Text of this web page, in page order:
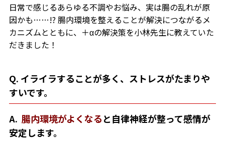
日常で感じるあらゆる不調やお悩み、実は腸の乱れが原
因かも……!? 腸内環境を整えることが解決につながるメ
カニズムとともに、＋αの解決策を小林先生に教えていた
だきました！
Q. イライラすることが多く、ストレスがたまりや
すいです。
A. 腸内環境がよくなると自律神経が整って感情が
安定します。